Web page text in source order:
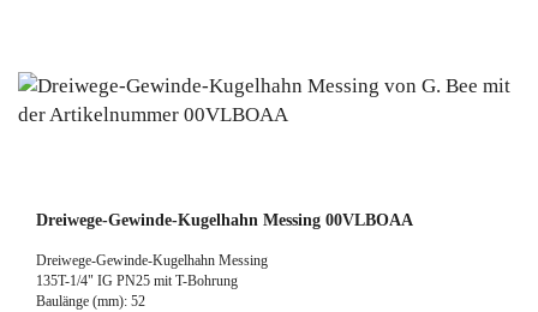
Dreiwege-Gewinde-Kugelhahn Messing 00VLBOAA
Dreiwege-Gewinde-Kugelhahn Messing
135T-1/4" IG PN25 mit T-Bohrung
Baulänge (mm): 52